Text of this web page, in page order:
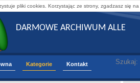
pliki cookies. Korzystając ze strony, zgadzasz się
DARMOWE ARCHIWUM ALLE
Kategorie Kontakt Szukaj: